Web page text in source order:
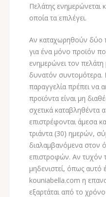
Πελάτης ενημερώνεται
οποία τα επιλέγει.
Αν καταχωρηθούν δύο
για ένα μόνο προϊόν
ενημερώνει τον
δυνατόν συντομότερα.
παραγγελία πρέπει να
προϊόντα είναι μη
σχετικά
επιστρέφονται άμεσα
τριάντα (30) ημερών,
διαλαμβανόμενα στον
επιστροφών. Αν τυχόν
μηδενιστεί, όπως αυτό
kouniabella.com η
εξαρτάται από το